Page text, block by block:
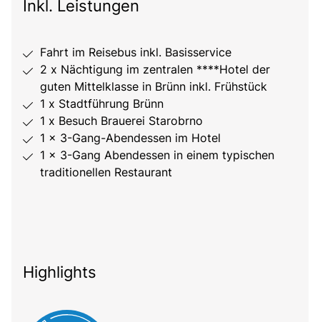
Inkl. Leistungen
Fahrt im Reisebus inkl. Basisservice
2 x Nächtigung im zentralen ****Hotel der
guten Mittelklasse in Brünn inkl. Frühstück
1 x Stadtführung Brünn
1 x Besuch Brauerei Starobrno
1 x 3-Gang-Abendessen im Hotel
1 x 3-Gang Abendessen in einem typischen
traditionellen Restaurant
Highlights